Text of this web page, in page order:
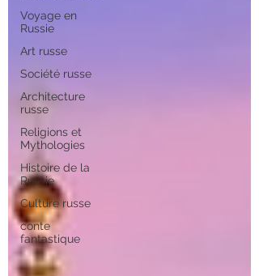
Voyage en
Russie
Art russe
Société russe
Architecture
russe
Religions et
Mythologies
Histoire de la
Russie
Culture russe
conte
fantastique